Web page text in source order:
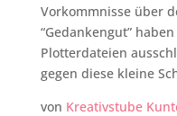
Vorkommnisse über
“Gedankengut”
Plotterdateien
gegen diese kleine
von Kreativstube